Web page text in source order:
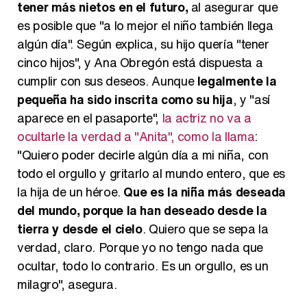
tener más nietos en el futuro, al asegurar que
es posible que "a lo mejor el niño también llega
algún día". Según explica, su hijo quería "tener
cinco hijos", y Ana Obregón está dispuesta a
cumplir con sus deseos. Aunquelegalmente la
pequeña ha sido inscrita como su hija, y "así
aparece en el pasaporte", la actriz no va a
ocultarle la verdad a "Anita", como la llama:
"Quiero poder decirle algún día a mi niña, con
todo el orgullo y gritarlo al mundo entero, que es
la hija de un héroe. Que es la niña más deseada
del mundo, porque la han deseado desde la
tierra y desde el cielo. Quiero que se sepa la
verdad, claro. Porque yo no tengo nada que
ocultar, todo lo contrario. Es un orgullo, es un
milagro", asegura.